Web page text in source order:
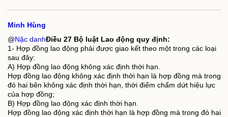
Minh Hùng
@Nặc danhĐiều 27 Bộ luật Lao động quy định:
1- Hợp đồng lao động phải được giao kết theo một trong các loại
sau đây:
A) Hợp đồng lao động không xác định thời hạn.
Hợp đồng lao động không xác định thời hạn là hợp đồng mà trong
đó hai bên không xác định thời hạn, thời điểm chấm dứt hiệu lực
của hợp đồng;
B) Hợp đồng lao động xác định thời hạn.
Hợp đồng lao động xác định thời hạn là hợp đồng mà trong đó hai